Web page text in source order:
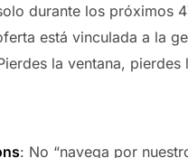
durante los próximos
está vinculada a la
la ventana, pierdes
: No “navega por